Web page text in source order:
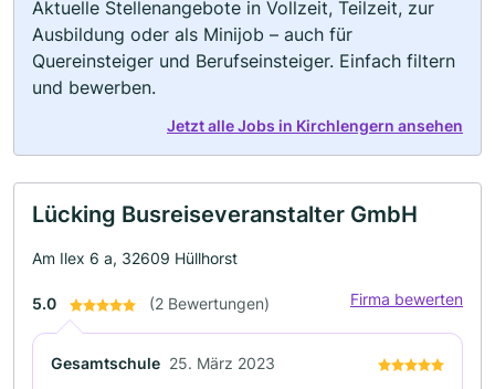
Aktuelle Stellenangebote in Vollzeit, Teilzeit, zur
Ausbildung oder als Minijob – auch für
Quereinsteiger und Berufseinsteiger. Einfach filtern
und bewerben.
Jetzt alle Jobs in Kirchlengern ansehen
Lücking Busreiseveranstalter GmbH
Am Ilex 6 a, 32609 Hüllhorst
5.0 (2 Bewertungen) Firma bewerten
Gesamtschule 25. März 2023